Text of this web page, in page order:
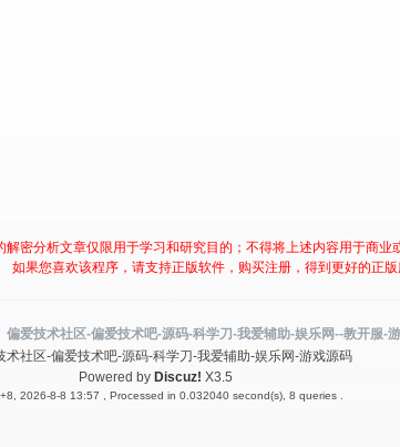
密分析文章仅限用于学习和研究目的；不得将上述内容用于商
果您喜欢该程序，请支持正版软件，购买注册，得到更好的正版
偏爱技术社区-偏爱技术吧-源码-科学刀-我爱辅助-娱乐网--教开服-
术社区-偏爱技术吧-源码-科学刀-我爱辅助-娱乐网-游戏源码
Powered by Discuz! X3.5
2026-8-8 13:57 , Processed in 0.032040 second(s), 8 queries .